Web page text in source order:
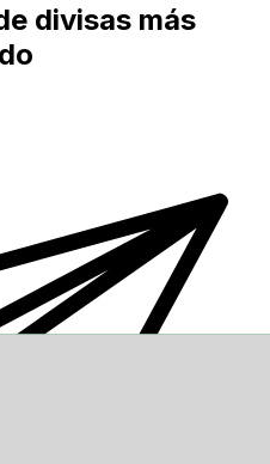
divisas más